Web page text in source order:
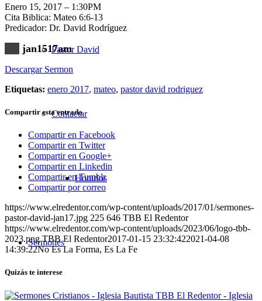
Pastor David
Contactar
Horarios
Sermones
Enero 15, 2017 – 1:30PM
Cita Biblica: Mateo 6:6-13
Predicador: Dr. David Rodríguez
jan1517am
Descargar Sermon
Etiquetas: enero 2017, mateo, pastor david rodriguez
Compartir esta entrada
Compartir en Facebook
Compartir en Twitter
Compartir en Google+
Compartir en Linkedin
Compartir en Tumblr
Compartir por correo
https://www.elredentor.com/wp-content/uploads/2017/01/sermones-
pastor-david-jan17.jpg 225 646 TBB El Redentor
https://www.elredentor.com/wp-content/uploads/2023/06/logo-tbb-
2023.png TBB El Redentor2017-01-15 23:32:422021-04-08
14:39:22No Es La Forma, Es La Fe
Quizás te interese